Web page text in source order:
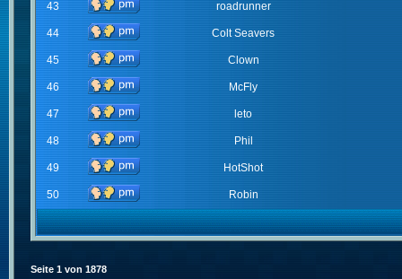
43 roadrunner
44 Colt Seavers
45 Clown
46 McFly
47 leto
48 Phil
49 HotShot
50 Robin
Seite 1 von 1878